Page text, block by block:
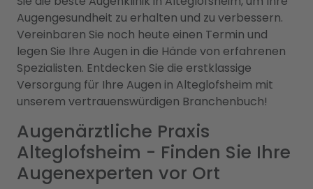
Augengesundheit zu erhalten und zu verbessern.
Vereinbaren Sie noch heute einen Termin und
legen Sie Ihre Augen in die Hände von erfahrenen
Spezialisten. Entdecken Sie die erstklassige
Versorgung für Ihre Augen in Alteglofsheim mit
unserem vertrauenswürdigen Branchenbuch!
Augenärztliche Praxis
Alteglofsheim - Finden Sie Ihre
Augenexperten vor Ort